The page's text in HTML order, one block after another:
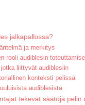
jalkapallossa?
ja merkitys
rooli audiblesin
liittyvät audiblesiin
konteksti pelissä
audiblesista
tekevät säätöjä pelin